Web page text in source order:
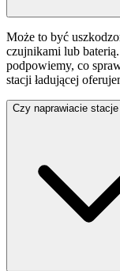
Może to być
czujnikami lub
podpowiemy, co
stacji ładującej
Czy naprawiacie stacje